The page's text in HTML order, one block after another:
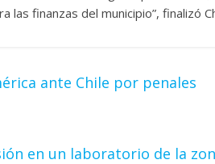
las finanzas del municipio”, finalizó
ante Chile por penales
en un laboratorio de la